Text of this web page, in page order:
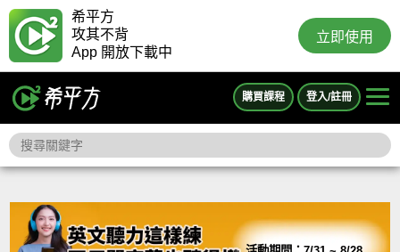
希平方
攻其不背
App 開放下載中
立即使用
購買課程 登入/註冊